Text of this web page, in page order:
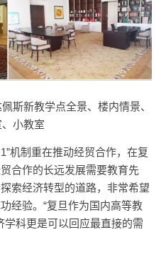
斯新教学点全景、楼内情景、
小教室
机制重在推动经贸合作，在复
合作的长远发展需要教育先
索经济转型的道路，非常希望
经验。“复旦作为国内高等教
学科更是可以回应最直接的需